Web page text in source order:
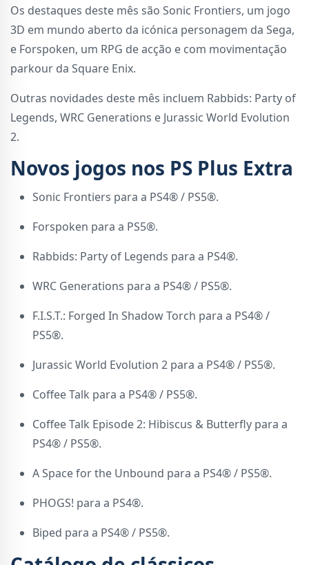
Os destaques deste mês são Sonic Frontiers, um jogo
3D em mundo aberto da icónica personagem da Sega,
e Forspoken, um RPG de acção e com movimentação
parkour da Square Enix.
Outras novidades deste mês incluem Rabbids: Party of
Legends, WRC Generations e Jurassic World Evolution
2.
Novos jogos nos PS Plus Extra
Sonic Frontiers para a PS4® / PS5®.
Forspoken para a PS5®.
Rabbids: Party of Legends para a PS4®.
WRC Generations para a PS4® / PS5®.
F.I.S.T.: Forged In Shadow Torch para a PS4® /
PS5®.
Jurassic World Evolution 2 para a PS4® / PS5®.
Coffee Talk para a PS4® / PS5®.
Coffee Talk Episode 2: Hibiscus & Butterfly para a
PS4® / PS5®.
A Space for the Unbound para a PS4® / PS5®.
PHOGS! para a PS4®.
Biped para a PS4® / PS5®.